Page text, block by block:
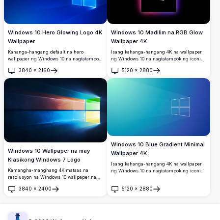
Windows 10 Hero Glowing Logo 4K
Wallpaper
Kahanga-hangang default na hero
wallpaper ng Windows 10 na nagtatampok
logo ng Windows laban sa malalim na
royal blue na background. Perpektong
mataas na resolusyong 4K desktop
background na may dynamic na light rays
at modernong disenyo.
3840 × 2160
Buksan
Windows 10 Madilim na RGB Glow
Wallpaper 4K
Isang kahanga-hangang 4K na wallpaper
ng Windows 10 na nagtatampok ng iconic
isang makinis na itim na background,
napapalibutan ng maliwanag na RGB na
5120 × 2880
Buksan
Windows 10 Wallpaper na may
Klasikong Windows 7 Logo
Kamangha-manghang 4K mataas na
resolusyon na Windows 10 wallpaper na
logo ng Windows 7 na may maliwanag na
liwanag laban sa malalim na madilim na
asul na background.
3840 × 2400
Buksan
Windows 10 Blue Gradient Minimal
Wallpaper 4K
Isang kahanga-hangang 4K na wallpaper
ng Windows 10 na nagtatampok ng iconic
gradient na background na may banayad
5120 × 2880
Buksan